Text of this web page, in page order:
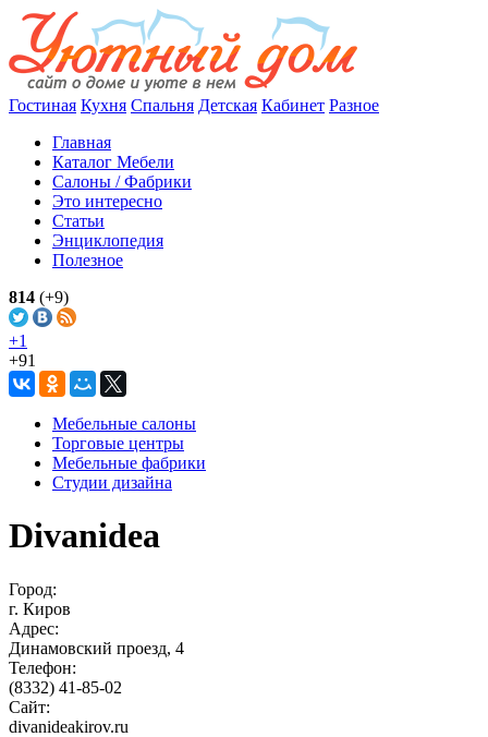
Гостиная Кухня Спальня Детская Кабинет Разное
Главная
Каталог Мебели
Салоны / Фабрики
Это интересно
Статьи
Энциклопедия
Полезное
814 (+9)
+1
+91
Мебельные салоны
Торговые центры
Мебельные фабрики
Студии дизайна
Divanidea
Город:
г. Киров
Адрес:
Динамовский проезд, 4
Телефон:
(8332) 41-85-02
Сайт:
divanideakirov.ru